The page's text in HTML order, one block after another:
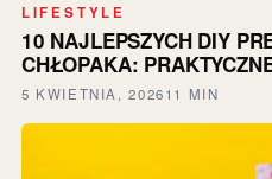
LIFESTYLE
10 NAJLEPSZYCH DIY
CHŁOPAKA:
5 KWIETNIA, 202611 MIN